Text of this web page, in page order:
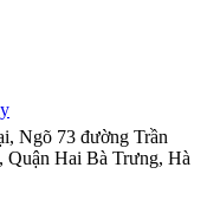
Ngõ 73 đường Trần
Quận Hai Bà Trưng, Hà